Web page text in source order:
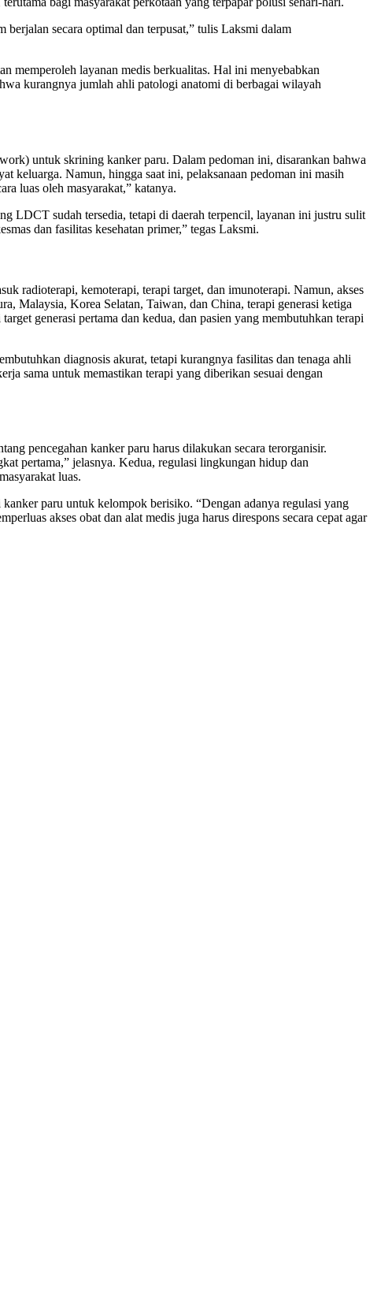
berjalan secara optimal dan terpusat,” tulis Laksmi dalam
memperoleh layanan medis berkualitas. Hal ini menyebabkan
kurangnya jumlah ahli patologi anatomi di berbagai wilayah
untuk skrining kanker paru. Dalam pedoman ini, disarankan bahwa
keluarga. Namun, hingga saat ini, pelaksanaan pedoman ini masih
luas oleh masyarakat,” katanya.
LDCT sudah tersedia, tetapi di daerah terpencil, layanan ini justru sulit
dan fasilitas kesehatan primer,” tegas Laksmi.
radioterapi, kemoterapi, terapi target, dan imunoterapi. Namun, akses
Malaysia, Korea Selatan, Taiwan, dan China, terapi generasi ketiga
generasi pertama dan kedua, dan pasien yang membutuhkan terapi
diagnosis akurat, tetapi kurangnya fasilitas dan tenaga ahli
sama untuk memastikan terapi yang diberikan sesuai dengan
pencegahan kanker paru harus dilakukan secara terorganisir.
pertama,” jelasnya. Kedua, regulasi lingkungan hidup dan
luas.
paru untuk kelompok berisiko. “Dengan adanya regulasi yang
akses obat dan alat medis juga harus direspons secara cepat agar